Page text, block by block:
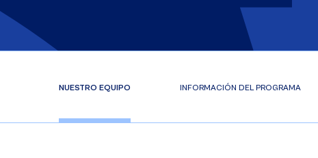
NUESTRO EQUIPO INFORMACIÓN DEL PROGRAMA